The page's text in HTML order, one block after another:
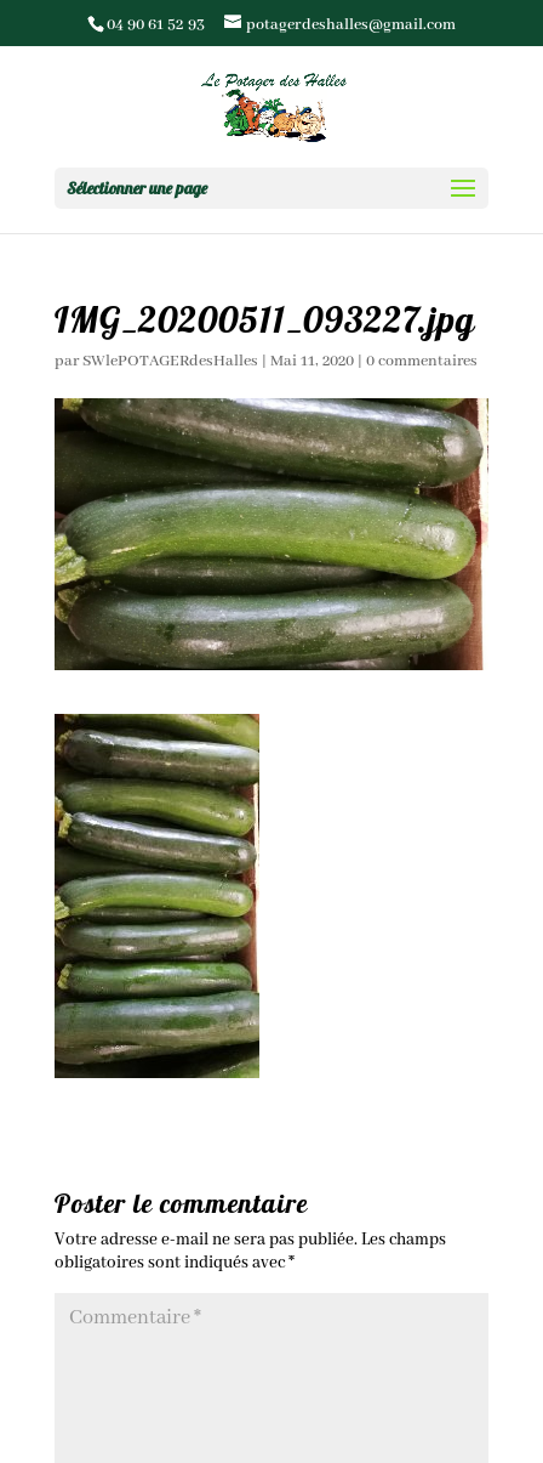
04 90 61 52 93 potagerdeshalles@gmail.com
Sélectionner une page
IMG_20200511_093227.jpg
parSWlePOTAGERdesHalles | Mai 11, 2020| 0 commentaires
Poster le commentaire
Votre adresse e-mail ne sera pas publiée.Les champs
obligatoires sont indiqués avec*